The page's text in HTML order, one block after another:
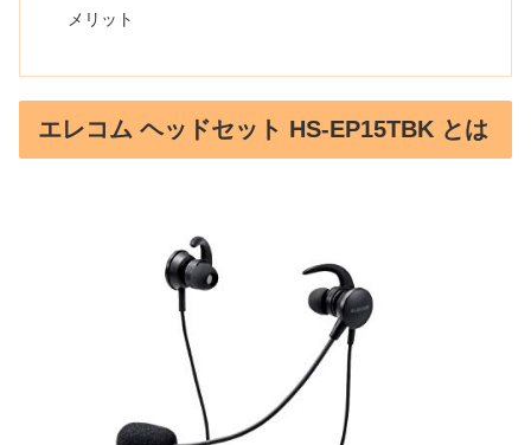
メリット
エレコム ヘッドセット HS-EP15TBK とは